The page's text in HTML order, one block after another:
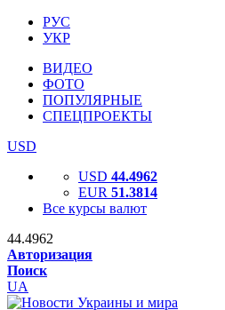
РУС
УКР
ВИДЕО
ФОТО
ПОПУЛЯРНЫЕ
СПЕЦПРОЕКТЫ
USD
USD 44.4962
EUR 51.3814
Все курсы валют
44.4962
Авторизация
Поиск
UA